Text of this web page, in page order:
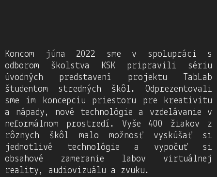
Koncom júna 2022 sme v spolupráci s
odborom školstva KSK pripravili sériu
úvodných predstavení projektu TabLab
študentom stredných škôl. Odprezentovali
sme im koncepciu priestoru pre kreativitu
a nápady, nové technológie a vzdelávanie v
neformálnom prostredí. Vyše 400 žiakov z
rôznych škôl malo možnosť vyskúšať si
jednotlivé technológie a vypočuť si
obsahové zameranie labov virtuálnej
reality, audiovizuálu a zvuku.